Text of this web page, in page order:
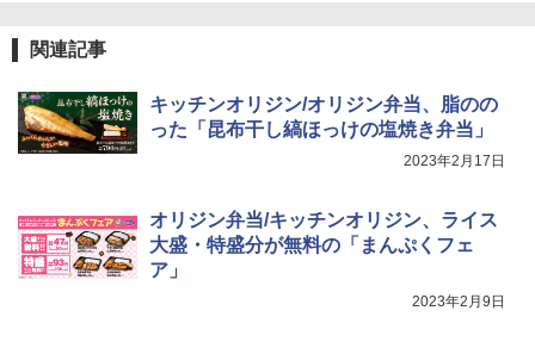
容量 4リットル
5
サントリー シングルモルト ウイスキー
4
カップヌードル カップヌードルPRO シ
ーフードヌードル 高たんぱく&低糖質 さ
らに塩分控えめ 78g×12個
5
カップヌードル カップヌードルPRO し
4
TOSHIBA(東芝) スチームオーブンレン
ジ 石窯ドーム ER-D80A(K) ブラック 25
0℃ 1段調理 フラットテーブル 電子レン
お手入れ 小型 新生活 一人暮らし 二人暮
らし ファミリー
関連記事
キッチンオリジン/オリジン弁当、脂のの
った「昆布干し縞ほっけの塩焼き弁当」
2023年2月17日
オリジン弁当/キッチンオリジン、ライス
大盛・特盛分が無料の「まんぷくフェ
ア」
2023年2月9日